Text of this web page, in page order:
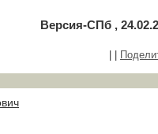
Версия-СПб ,